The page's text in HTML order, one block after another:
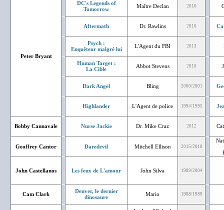
Peter Bryant
DC's Legends of
Tomorrow
Maître Declan 2016
Aftermath Dr. Rawlins 2016
Psych :
Enquêteur malgré lui
L'Agent du FBI 2013
Human Target :
La Cible
Abbot Stevens 2010
Dark Angel Bling 2000/2001
Highlander L'Agent de police 1994/1995
Bobby Cannavale Nurse Jackie Dr. Mike Cruz 2012
Geoffrey Cantor Daredevil Mitchell Ellison 2015/2018
John Castellanos Les feux de L'amour John Silva 1989/2004
Cam Clark
Denver, le dernier
dinosaure
Mario 1988/1989